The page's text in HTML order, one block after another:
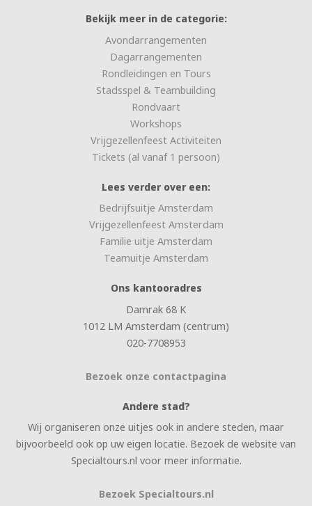
Bekijk meer in de categorie:
Avondarrangementen
Dagarrangementen
Rondleidingen en Tours
Stadsspel & Teambuilding
Rondvaart
Workshops
Vrijgezellenfeest Activiteiten
Tickets (al vanaf 1 persoon)
Lees verder over een:
Bedrijfsuitje Amsterdam
Vrijgezellenfeest Amsterdam
Familie uitje Amsterdam
Teamuitje Amsterdam
Ons kantooradres
Damrak 68 K
1012 LM Amsterdam (centrum)
020-7708953
Bezoek onze contactpagina
Andere stad?
Wij organiseren onze uitjes ook in andere steden, maar
bijvoorbeeld ook op uw eigen locatie. Bezoek de website van
Specialtours.nl voor meer informatie.
Bezoek Specialtours.nl